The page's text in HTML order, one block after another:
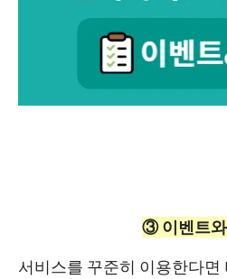
③이벤트와
서비스를 꾸준히 이용한다면